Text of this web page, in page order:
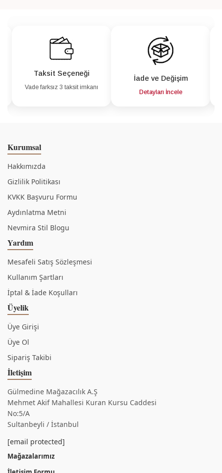
Taksit Seçeneği
Vade farksız 3 taksit imkanı
İade ve Değişim
Detayları İncele
Kurumsal
Hakkımızda
Gizlilik Politikası
KVKK Başvuru Formu
Aydınlatma Metni
Nevmira Stil Blogu
Yardım
Mesafeli Satış Sözleşmesi
Kullanım Şartları
İptal & İade Koşulları
Üyelik
Üye Girişi
Üye Ol
Sipariş Takibi
İletişim
Gülmedine Mağazacılık A.Ş
Mehmet Akif Mahallesi Kuran Kursu Caddesi
No:5/A
Sultanbeyli / İstanbul
[email protected]
Mağazalarımız